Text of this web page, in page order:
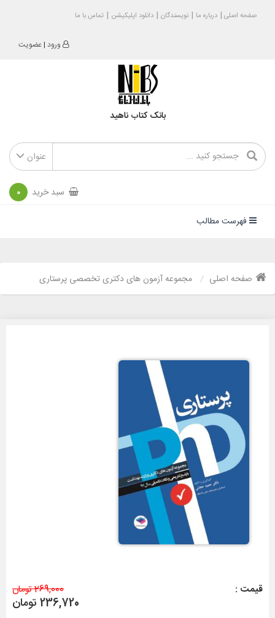
صفحه اصلی درباره ما نویسندگان دانلود اپلیکیشن تماس با ما
ورود |عضویت
بانک کتاب ناهید
عنوان
سبد خرید 0
فهرست مطالب
صفحه اصلی مجموعه آزمون های دکتری تخصصی پرستاری
قیمت : 269,000 تومان
236,720 تومان